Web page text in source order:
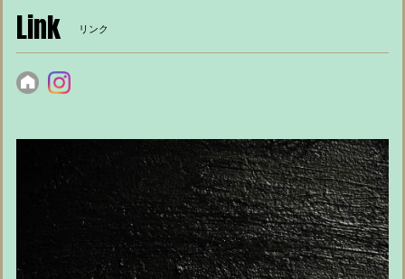
Link リンク